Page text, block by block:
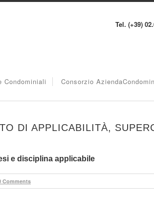
Tel. (+39)
Condominiali Consorzio
DI APPLICABILITÀ,
e disciplina applicabile
Comments